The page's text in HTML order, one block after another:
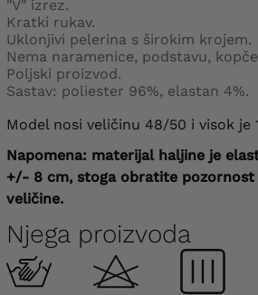
"V" izrez.
Kratki rukav.
Uklonjivi pelerina s širokim krojem.
Nema naramenice, podstavu,
Poljski proizvod.
Sastav: poliester 96%, elastan 4%.
Model nosi veličinu 48/50 i visok je
Napomena: materijal haljine je
+/- 8 cm, stoga obratite
veličine.
Njega proizvoda